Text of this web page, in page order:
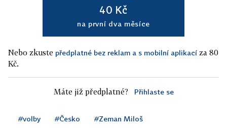
40 Kč
na první dva měsíce
Nebo zkuste předplatné bez reklam a s mobilní aplikací za 80
Kč.
Máte již předplatné? Přihlaste se
#volby #Česko #Zeman Miloš